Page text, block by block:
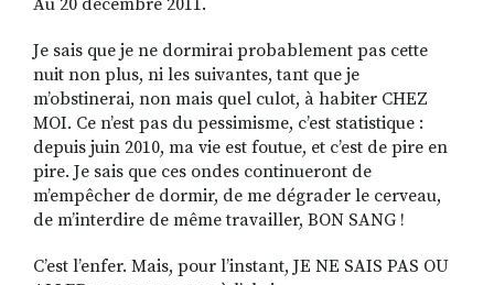
RECHERCHER
S'ABONNER
S'INSCRIRE À LA NEWSLETTER
FACEBOOKINSTAGRAM
LINKEDINYOUTUBE
Au 20 décembre 2011.
Je sais que je ne dormirai probablement pas cette
nuit non plus, ni les suivantes, tant que je
m’obstinerai, non mais quel culot, à habiter CHEZ
MOI. Ce n’est pas du pessimisme, c’est statistique :
depuis juin 2010, ma vie est foutue, et c’est de pire en
pire. Je sais que ces ondes continueront de
m’empêcher de dormir, de me dégrader le cerveau,
de m’interdire de même travailler, BON SANG !
C’est l’enfer. Mais, pour l’instant, JE NE SAIS PAS OU